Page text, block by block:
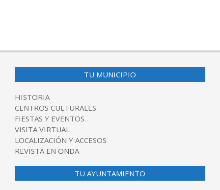
TU MUNICIPIO
HISTORIA
CENTROS CULTURALES
FIESTAS Y EVENTOS
VISITA VIRTUAL
LOCALIZACIÓN Y ACCESOS
REVISTA EN ONDA
TU AYUNTAMIENTO